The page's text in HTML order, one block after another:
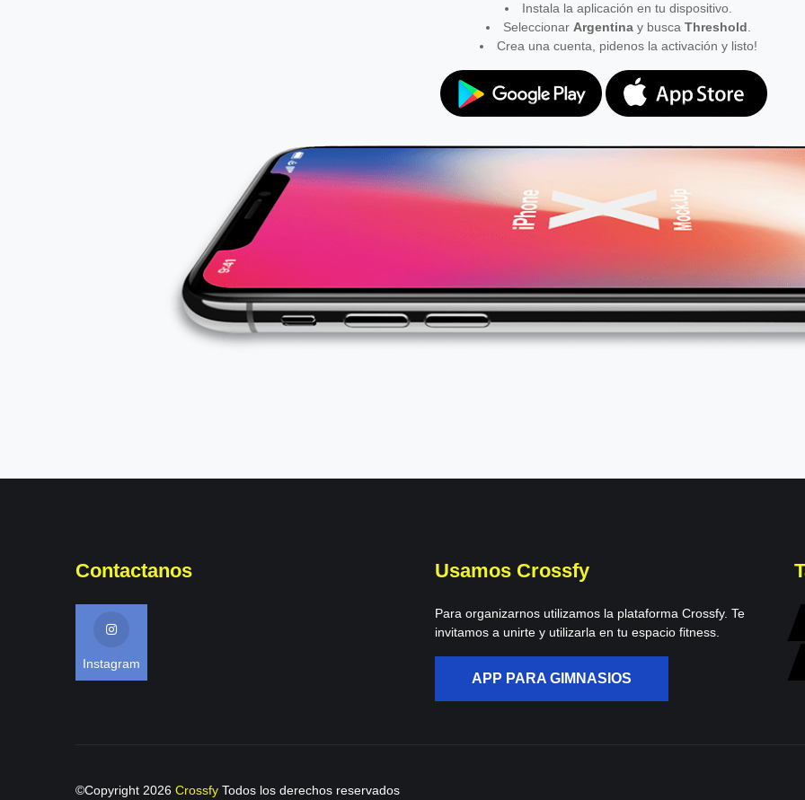
Instala la aplicación en tu dispositivo.
Seleccionar Argentinay busca Threshold
Crea una cuenta, pidenos la activación y listo!
Contactanos
Instagram
Usamos Crossfy
Para organizarnos utilizamos la plataforma Crossfy. Te
invitamos a unirte y utilizarla en tu espacio fitness.
APP PARA GIMNASIOS
©Copyright 2026 Crossfy Todos los derechos reservados